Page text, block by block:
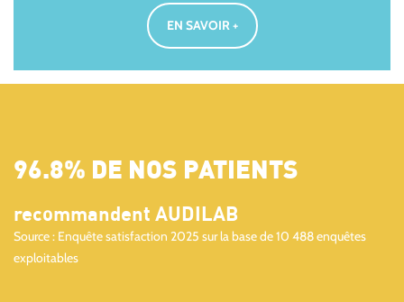
EN SAVOIR +
96.8% DE NOS PATIENTS
recommandent AUDILAB
Source : Enquête satisfaction 2025 sur la base de 10 488 enquêtes
exploitables